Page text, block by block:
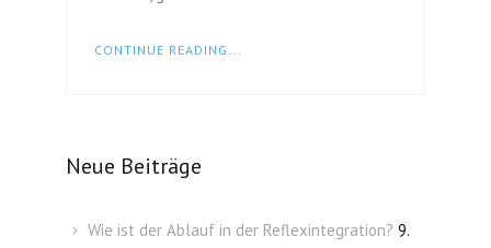
CONTINUE READING...
Neue Beiträge
Wie ist der Ablauf in der Reflexintegration? 9.